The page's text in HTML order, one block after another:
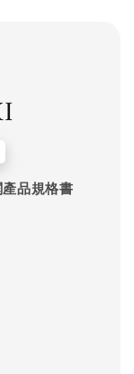
品規格書